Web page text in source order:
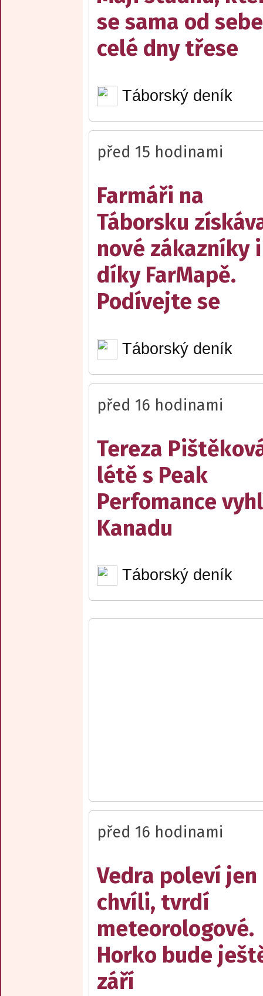
se sama od sebe
celé dny třese
Táborský deník
před 15 hodinami
Farmáři na
Táborsku
nové zákazníky i
díky FarMapě.
Podívejte se
Táborský deník
před 16 hodinami
Tereza
létě s Peak
Perfomance
Kanadu
Táborský deník
před 16 hodinami
Vedra poleví jen
chvíli, tvrdí
meteorologové.
Horko bude
září